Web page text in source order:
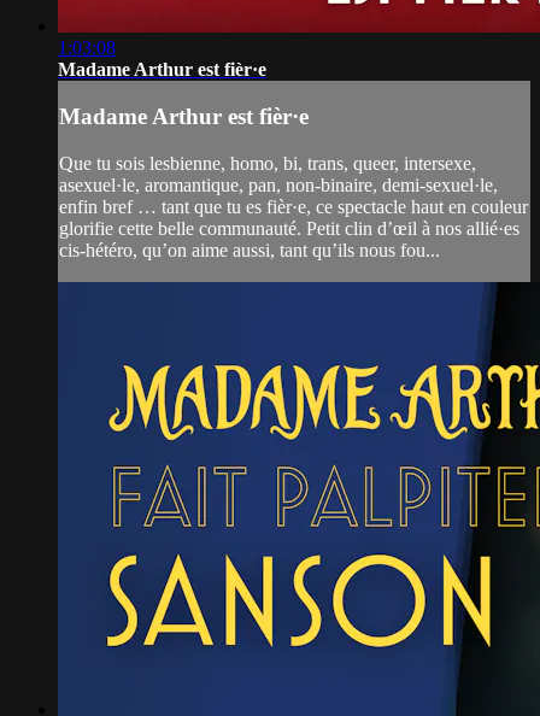
1:03:08
Madame Arthur est fièr·e
Madame Arthur est fièr·e
Que tu sois lesbienne, homo, bi, trans, queer, intersexe,
asexuel·le, aromantique, pan, non-binaire, demi-sexuel·le,
enfin bref … tant que tu es fièr·e, ce spectacle haut en couleur
glorifie cette belle communauté. Petit clin d’œil à nos allié·es
cis-hétéro, qu’on aime aussi, tant qu’ils nous fou...